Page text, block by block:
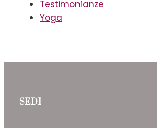
Testimonianze
Yoga
SEDI